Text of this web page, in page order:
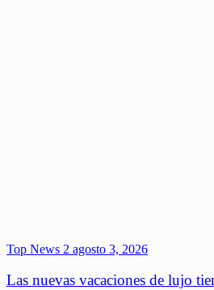
Top News 2 agosto 3, 2026
Las nuevas vacaciones de lujo